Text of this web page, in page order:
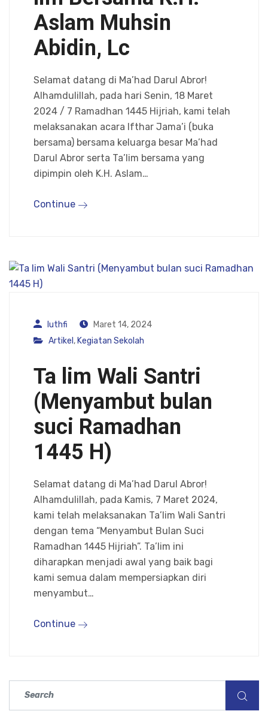
Aslam Muhsin
Abidin, Lc
Selamat datang di Ma’had Darul Abror!
Alhamdulillah, pada hari Senin, 18 Maret
2024 / 7 Ramadhan 1445 Hijriah, kami telah
melaksanakan acara Ifthar Jama’i (buka
bersama) bersama keluarga besar Ma’had
Darul Abror serta Ta’lim bersama yang
dipimpin oleh K.H. Aslam…
Continue
luthfi
Maret 14, 2024
Artikel , Kegiatan Sekolah
Ta lim Wali Santri
(Menyambut bulan
suci Ramadhan
1445 H)
Selamat datang di Ma’had Darul Abror!
Alhamdulillah, pada Kamis, 7 Maret 2024,
kami telah melaksanakan Ta’lim Wali Santri
dengan tema “Menyambut Bulan Suci
Ramadhan 1445 Hijriah”. Ta’lim ini
diharapkan menjadi awal yang baik bagi
kami semua dalam mempersiapkan diri
menyambut…
Continue